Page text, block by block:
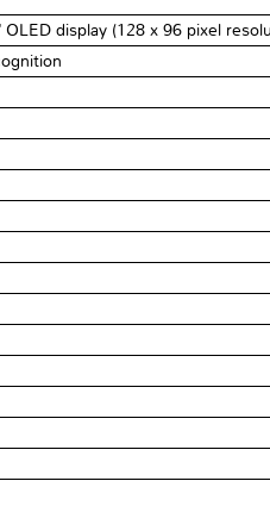
OLED display (128 x 96 pixel